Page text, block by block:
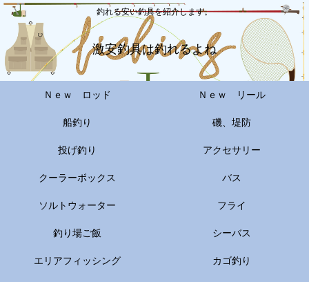
釣れる安い釣具を紹介します。
激安釣具は釣れるよね
Ｎｅｗ ロッド Ｎｅｗ リール
船釣り 磯、堤防
投げ釣り アクセサリー
クーラーボックス バス
ソルトウォーター フライ
釣り場ご飯 シーバス
エリアフィッシング カゴ釣り